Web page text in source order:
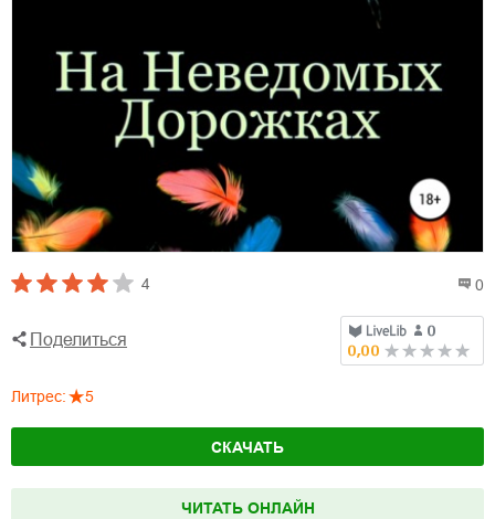
4 0
Поделиться
Литрес: 5
СКАЧАТЬ
ЧИТАТЬ ОНЛАЙН